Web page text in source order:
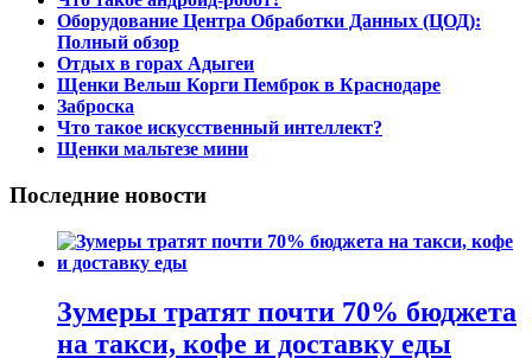
Оборудование Центра Обработки Данных (ЦОД):
Полный обзор
Отдых в горах Адыгеи
Щенки Вельш Корги Пемброк в Краснодаре
Заброска
Что такое искусственный интеллект?
Щенки мальтезе мини
Последние новости
Зумеры тратят почти 70% бюджета
на такси, кофе и доставку еды